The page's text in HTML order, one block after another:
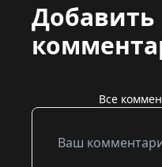
Добавить
Все